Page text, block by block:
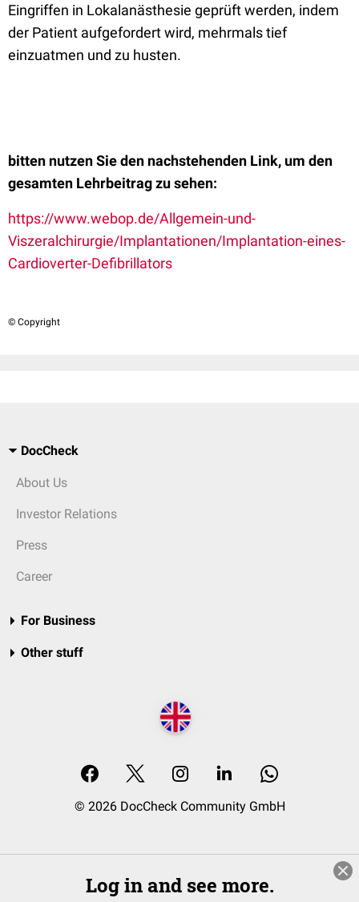
Eingriffen in Lokalanästhesie geprüft werden, indem
der Patient aufgefordert wird, mehrmals tief
einzuatmen und zu husten.
bitten nutzen Sie den nachstehenden Link, um den
gesamten Lehrbeitrag zu sehen:
https://www.webop.de/Allgemein-und-
Viszeralchirurgie/Implantationen/Implantation-eines-
Cardioverter-Defibrillators
© Copyright
DocCheck
About Us
Investor Relations
Press
Career
For Business
Other stuff
© 2026 DocCheck Community GmbH
Log in and see more.